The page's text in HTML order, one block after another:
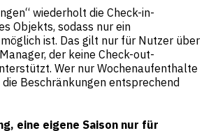
wiederholt die Check-in-
Objekts, sodass nur ein
ist. Das gilt nur für Nutzer über
der keine Check-out-
Wer nur Wochenaufenthalte
Beschränkungen entsprechend
eine eigene Saison nur für